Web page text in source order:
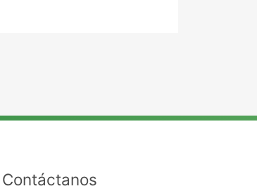
Contáctanos